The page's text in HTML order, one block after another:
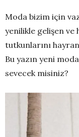
Moda bizim için
yenilikle gelişen ve
tutkunlarını
Bu yazın yeni
sevecek misiniz?